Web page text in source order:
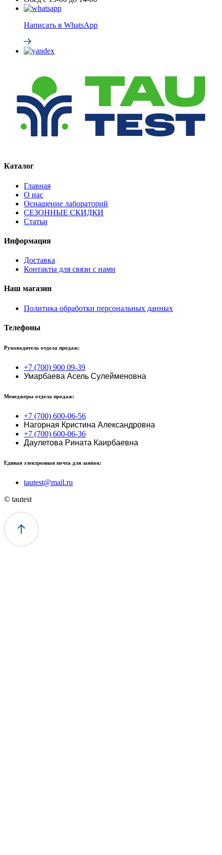
Написать в WhatsApp
Каталог
Главная
О нас
Оснащение лабораторий
СЕЗОННЫЕ СКИДКИ
Статьи
Информация
Доставка
Контакты для связи с нами
Наш магазин
Политика обработки персональных данных
Телефоны
Руководитель отдела продаж:
+7 (700) 900 09-39
Умарбаева Асель Сулейменовна
Менеджеры отдела продаж:
+7 (700) 600-06-56
Нагорная Кристина Александровна
+7 (700) 600-06-36
Даулетова Рината Каирбаевна
Единая электронная почта для заявок:
tautest@mail.ru
© tautest